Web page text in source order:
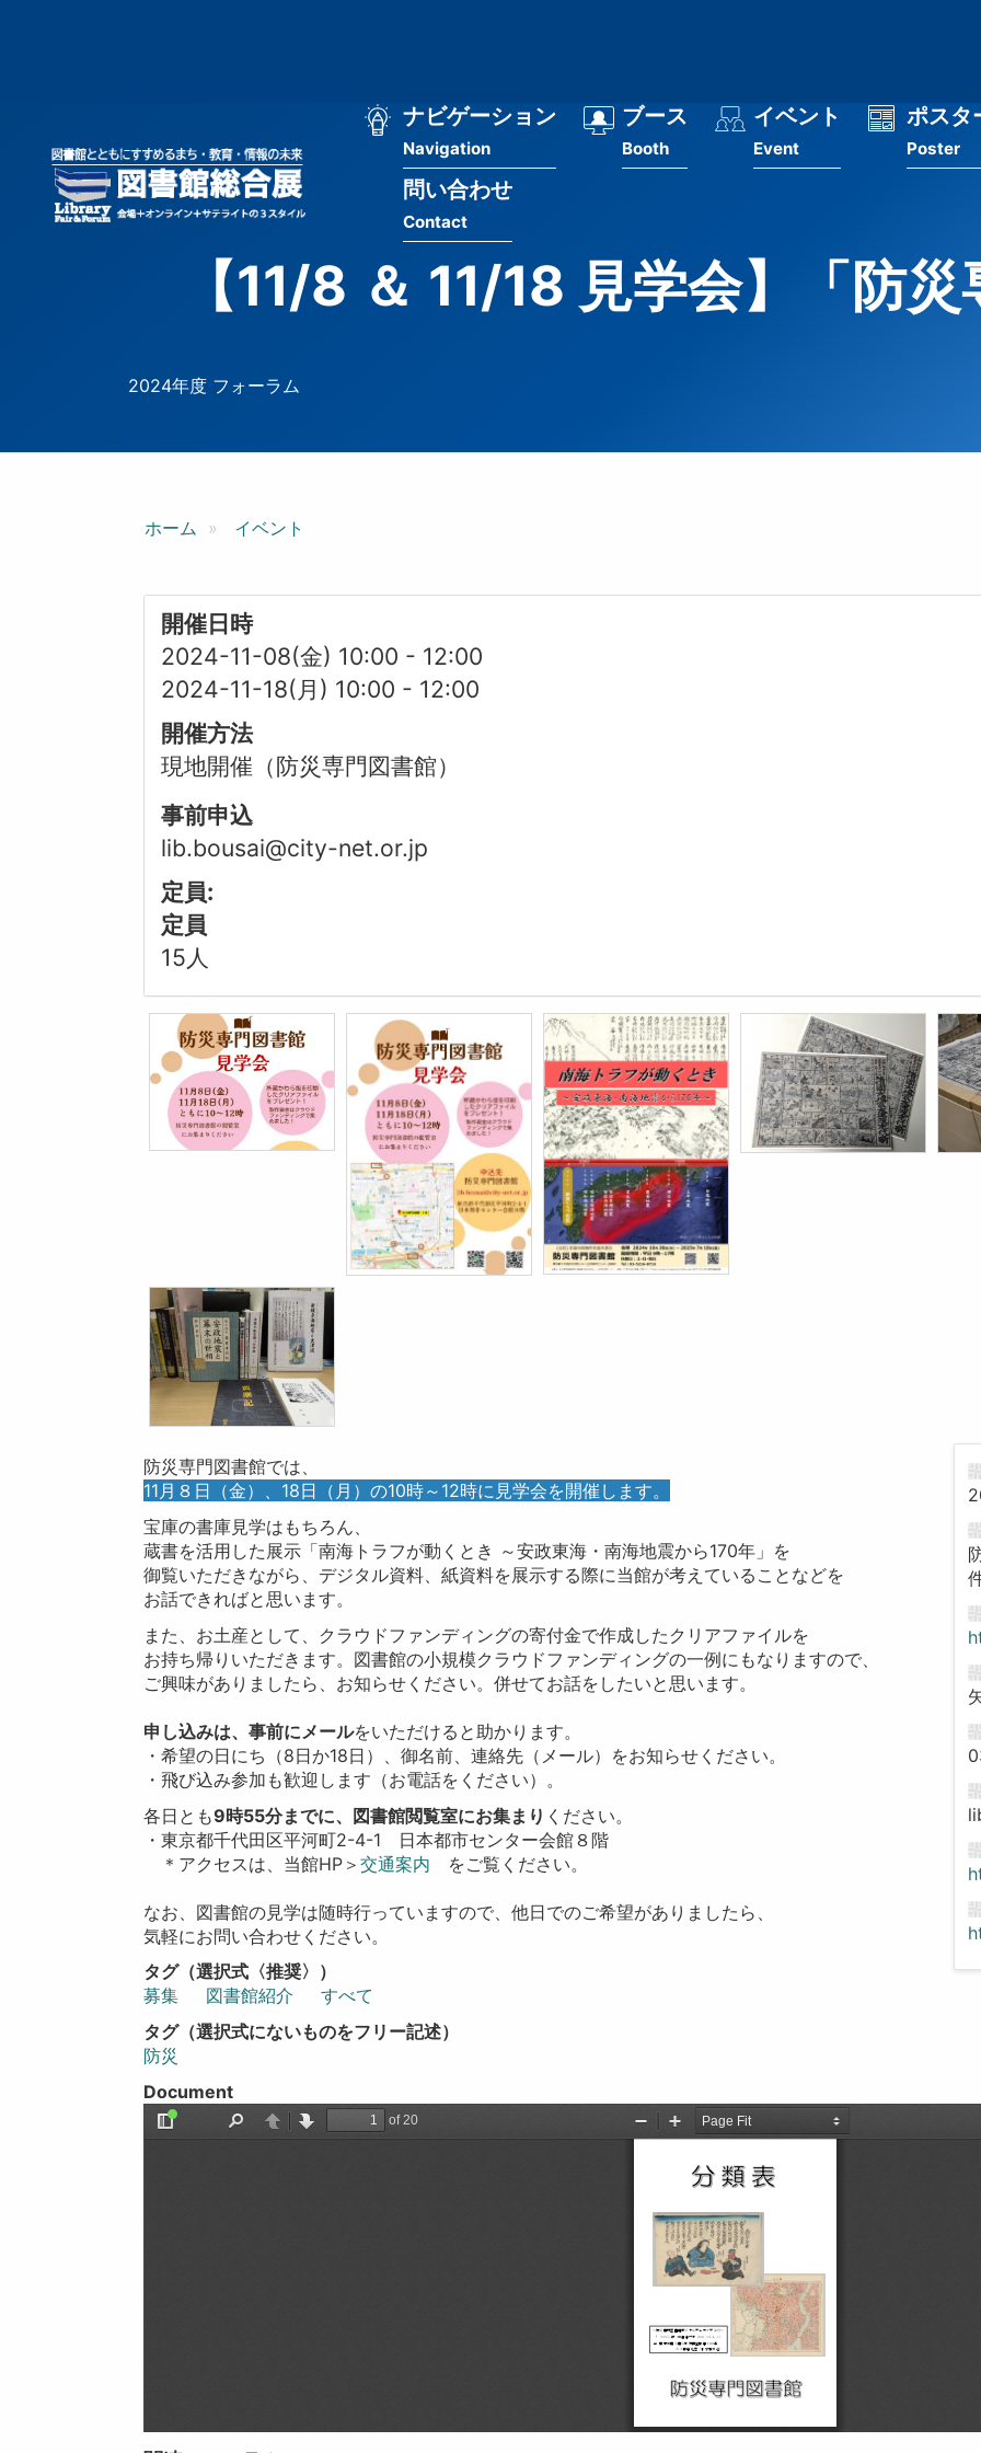
ー
ザ
メ
ナ
ビ
ョ
ナビゲーション
Navigation
ブース
Booth
イベント
Event
ポスタ
Poster
問い合わせ
Contact
【11/8 ＆ 11/18 見学会】「防
2024年度 フォーラム
ホーム イベント
開催日時
2024-11-08(金) 10:00 - 12:00
2024-11-18(月) 10:00 - 12:00
開催方法
現地開催（防災専門図書館）
事前申込
lib.bousai@city-net.or.jp
定員:
定員
15人
防災専門図書館では、
11月８日（金）、18日（月）の10時～12時に見学会を開催します。
宝庫の書庫見学はもちろん、
蔵書を活用した展示「南海トラフが動くとき ～安政東海・南海地震から170年」を
御覧いただきながら、デジタル資料、紙資料を展示する際に当館が考えていることなどを
お話できればと思います。
また、お土産として、クラウドファンディングの寄付金で作成したクリアファイルを
お持ち帰りいただきます。図書館の小規模クラウドファンディングの一例にもなりますので、
ご興味がありましたら、お知らせください。併せてお話をしたいと思います。
申し込みは、事前にメールをいただけると助かります。
・希望の日にち（8日か18日）、御名前、連絡先（メール）をお知らせください。
・飛び込み参加も歓迎します（お電話をください）。
各日とも9時55分までに、図書館閲覧室にお集まり ください。
・東京都千代田区平河町2-4-1 日本都市センター会館８階
＊アクセスは、当館HP＞交通案内 をご覧ください。
なお、図書館の見学は随時行っていますので、他日でのご希望がありましたら、
気軽にお問い合わせください。
タグ（選択式〈推奨〉）
募集
図書館紹介
すべて
タグ（選択式にないものをフリー記述）
防災
Document